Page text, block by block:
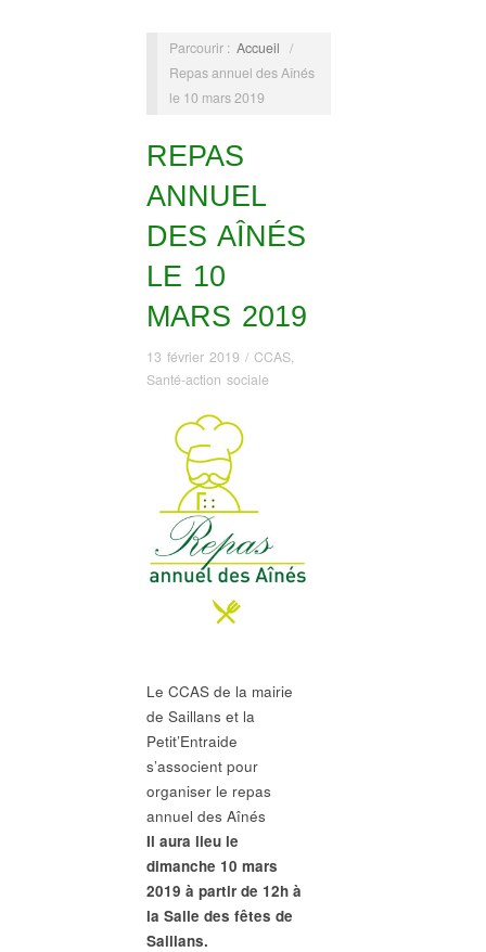
Parcourir : Accueil /
Repas annuel des Aînés
le 10 mars 2019
REPAS
ANNUEL
DES AÎNÉS
LE 10
MARS 2019
13 février 2019 / CCAS,
Santé-action sociale
Le CCAS de la mairie
de Saillans et la
Petit’Entraide
s’associent pour
organiser le repas
annuel des Aînés
Il aura lieu le
dimanche 10 mars
2019 à partir de 12h à
la Salle des fêtes de
Saillans.